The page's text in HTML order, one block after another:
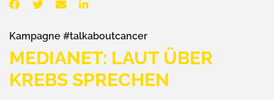
Kampagne #talkaboutcancer
MEDIANET: LAUT ÜBER
KREBS SPRECHEN